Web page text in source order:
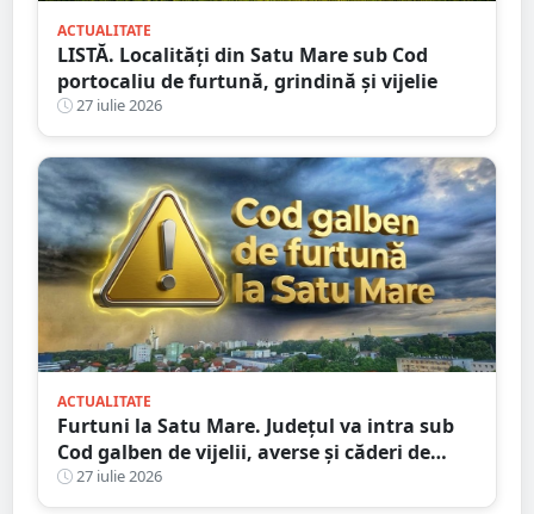
ACTUALITATE
LISTĂ. Localități din Satu Mare sub Cod
portocaliu de furtună, grindină și vijelie
27 iulie 2026
ACTUALITATE
Furtuni la Satu Mare. Județul va intra sub
Cod galben de vijelii, averse și căderi de
grindină
27 iulie 2026